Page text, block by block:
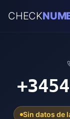
CHECK
Sin datos de